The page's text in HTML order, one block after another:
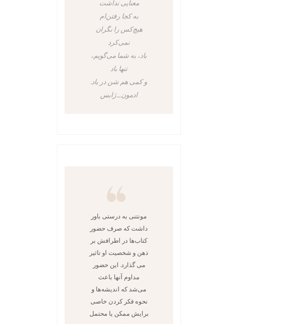
معنایی نداشت
به کجا رفتن‌ام
هیچ‌کس را نگران
نمی‌کرد
باد، به شما می‌گویم،
تنها باد
و کمی هم شن در باد.
ادمون_ژابس
مونتنی به درستی باور
داشت که صرف حضور
کتاب‌ها در اطرافش بر
ذهن و شخصیت او تاثیر
می گذارد. این حضور
مداوم آنها باعث
می‌شد که اندیشه‌ها و
نحوه فکر کردن خاصی
برایش ممکن یا محتمل